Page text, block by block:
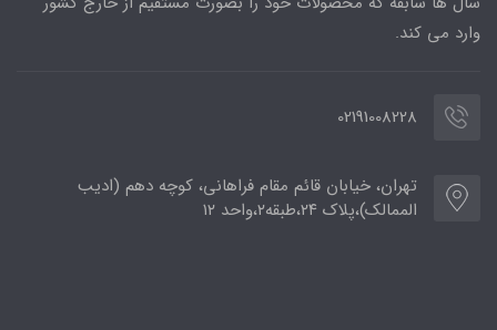
وارد می کند.
02191008228
تهران، خیابان قائم مقام فراهانی، کوچه دهم (ادیب
الممالک)،پلاک ۲۴،طبقه۲،واحد ۱۲